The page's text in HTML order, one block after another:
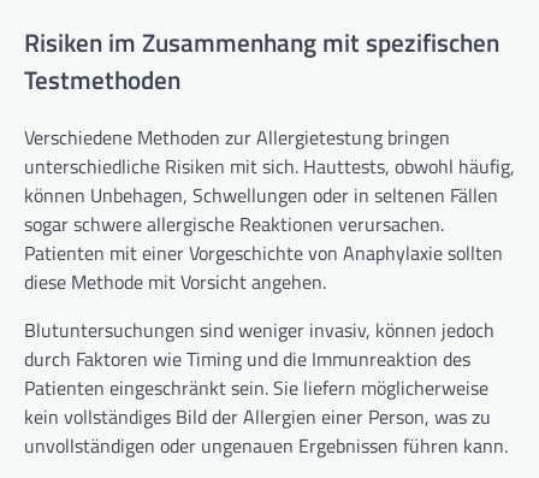
Risiken im Zusammenhang mit spezifischen
Testmethoden
Verschiedene Methoden zur Allergietestung bringen
unterschiedliche Risiken mit sich. Hauttests, obwohl häufig,
können Unbehagen, Schwellungen oder in seltenen Fällen
sogar schwere allergische Reaktionen verursachen.
Patienten mit einer Vorgeschichte von Anaphylaxie sollten
diese Methode mit Vorsicht angehen.
Blutuntersuchungen sind weniger invasiv, können jedoch
durch Faktoren wie Timing und die Immunreaktion des
Patienten eingeschränkt sein. Sie liefern möglicherweise
kein vollständiges Bild der Allergien einer Person, was zu
unvollständigen oder ungenauen Ergebnissen führen kann.